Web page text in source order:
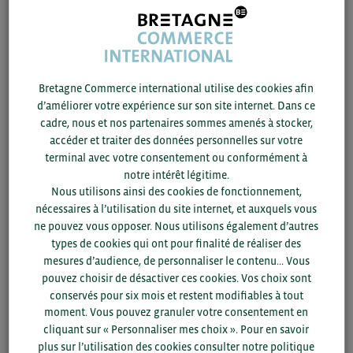
La classe moyenne chinoise recherche à
consommer plus de produits transformés et de
La Chine continuera à importer pour combler
ses besoins mais fermera ses frontières à
certains produits dès qu’elle sera auto-
L’aquaculture se développe. A l’exemple de la
production de crevettes, la Chine a un niveau
de qualité « standard » et importe des produits
premium, de luxe.
Nombreux freins à l’importation: bien vérifier
la législation et les contraintes imposées par le
Bretagne Commerce international utilise des cookies afin
d’améliorer votre expérience sur son site internet. Dans ce
cadre, nous et nos partenaires sommes amenés à stocker,
accéder et traiter des données personnelles sur votre
terminal avec votre consentement ou conformément à
notre intérêt légitime.
Nous utilisons ainsi des cookies de fonctionnement,
nécessaires à l’utilisation du site internet, et auxquels vous
ne pouvez vous opposer. Nous utilisons également d’autres
types de cookies qui ont pour finalité de réaliser des
mesures d’audience, de personnaliser le contenu... Vous
pouvez choisir de désactiver ces cookies. Vos choix sont
conservés pour six mois et restent modifiables à tout
moment. Vous pouvez granuler votre consentement en
cliquant sur « Personnaliser mes choix ». Pour en savoir
plus sur l’utilisation des cookies consulter notre politique